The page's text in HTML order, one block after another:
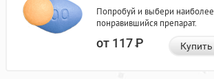
Попробуй и выбери наиболее
понравившийся препарат.
от 117Р Купить